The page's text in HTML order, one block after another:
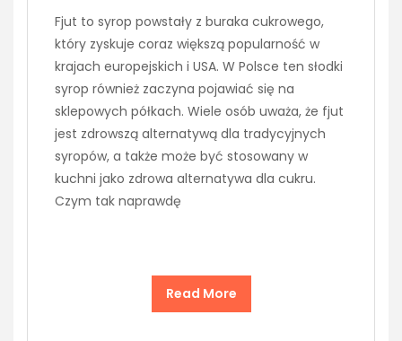
Fjut to syrop powstały z buraka cukrowego,
który zyskuje coraz większą popularność w
krajach europejskich i USA. W Polsce ten słodki
syrop również zaczyna pojawiać się na
sklepowych półkach. Wiele osób uważa, że fjut
jest zdrowszą alternatywą dla tradycyjnych
syropów, a także może być stosowany w
kuchni jako zdrowa alternatywa dla cukru.
Czym tak naprawdę
Read More